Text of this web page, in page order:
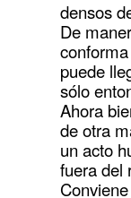
densos
De
puede
sólo
Ahora
de otra
un acto
fuera del